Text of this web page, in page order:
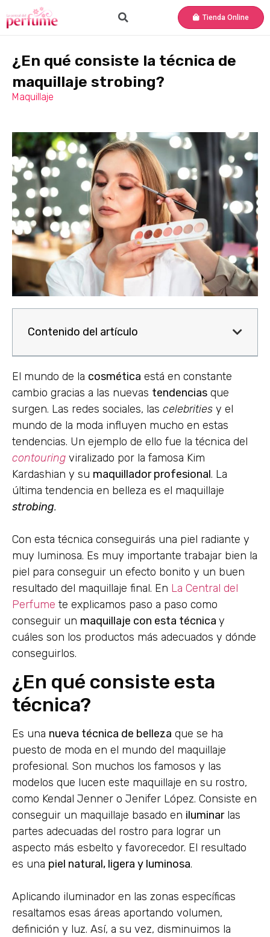
Tienda Online
¿En qué consiste la técnica de
maquillaje strobing?
Maquillaje
Contenido del artículo
El mundo de la cosmética está en constante
cambio gracias a las nuevas tendencias que
surgen. Las redes sociales, las celebrities y el
mundo de la moda influyen mucho en estas
tendencias. Un ejemplo de ello fue la técnica del
contouring viralizado por la famosa Kim
Kardashian y su maquillador profesional. La
última tendencia en belleza es el maquillaje
strobing.
Con esta técnica conseguirás una piel radiante y
muy luminosa. Es muy importante trabajar bien la
piel para conseguir un efecto bonito y un buen
resultado del maquillaje final. En La Central del
Perfume te explicamos paso a paso como
conseguir un maquillaje con esta técnica y
cuáles son los productos más adecuados y dónde
conseguirlos.
¿En qué consiste esta
técnica?
Es una nueva técnica de belleza que se ha
puesto de moda en el mundo del maquillaje
profesional. Son muchos los famosos y las
modelos que lucen este maquillaje en su rostro,
como Kendal Jenner o Jenifer López. Consiste en
conseguir un maquillaje basado en iluminarlas
partes adecuadas del rostro para lograr un
aspecto más esbelto y favorecedor. El resultado
es una piel natural, ligera y luminosa.
Aplicando iluminador en las zonas específicas
resaltamos esas áreas aportando volumen,
definición y luz. Así, a su vez, disminuimos la